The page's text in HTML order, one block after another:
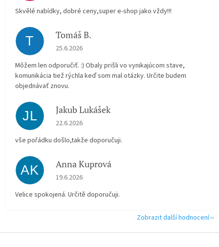
Skvělé nabídky, dobré ceny,super e-shop jako vždy!!!
T Tomáš B.
Hodnocení obchodu je 5 z 5 hvězdiček.
25.6.2026
Môžem len odporučiť. :) Obaly prišli vo vynikajúcom stave,
komunikácia tiež rýchla keď som mal otázky. Určite budem
objednávať znovu.
JL Jakub Lukášek
Hodnocení obchodu je 5 z 5 hvězdiček.
22.6.2026
vše pořádku došlo,takže doporučuji.
AK Anna Kuprová
Hodnocení obchodu je 5 z 5 hvězdiček.
19.6.2026
Velice spokojená. Určitě doporučuji.
Zobrazit další hodnocení
Z